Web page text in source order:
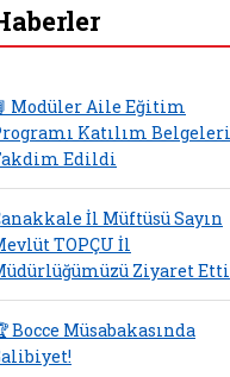
Modüler Aile Eğitim
Katılım Belgeleri
Edildi
İl Müftüsü Sayın
TOPÇU İl
Ziyaret Etti
Bocce Müsabakasında